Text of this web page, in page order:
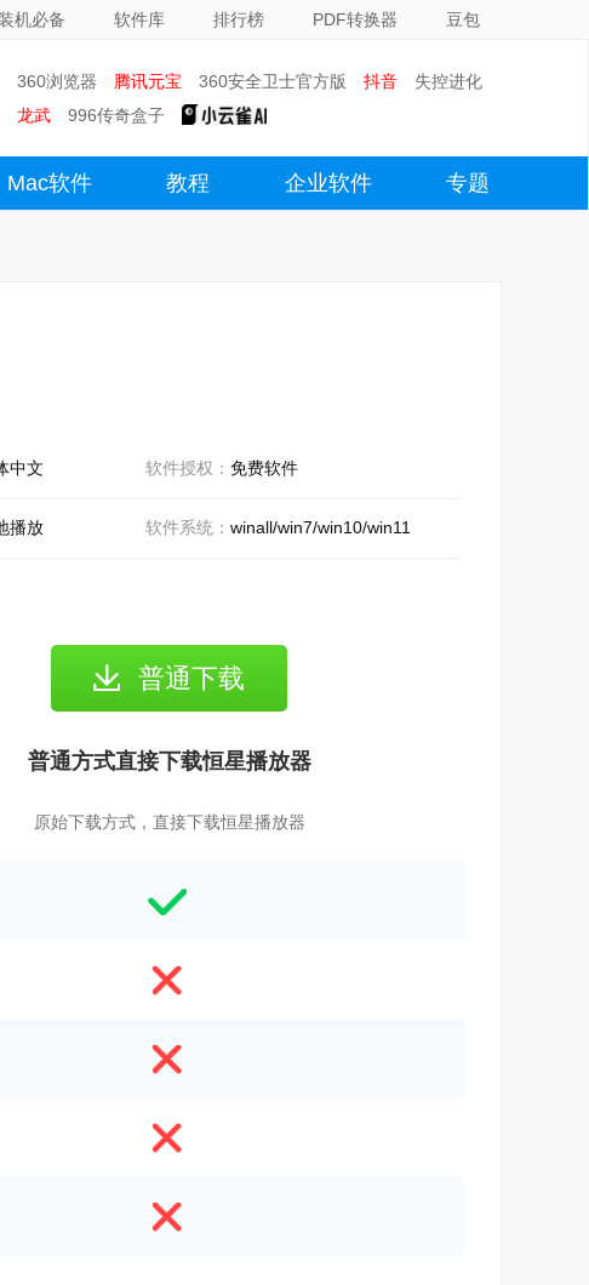
机必备 软件库 排行榜 PDF转换器 豆包
360浏览器 腾讯元宝 360安全卫士官方版 抖音
失控进化
龙武
996传奇盒子
Mac软件 教程 企业软件 专题
中文 软件授权： 免费软件
播放 软件系统： winall/win7/win10/win11
普通下载
普通方式直接下载恒星播放器
原始下载方式，直接下载恒星播放器